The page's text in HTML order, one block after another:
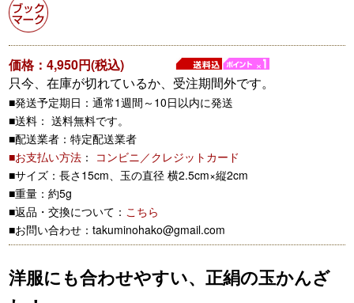
価格：4,950円(税込)
只今、在庫が切れているか、受注期間外です。
■発送予定期日：通常1週間～10日以内に発送
■送料： 送料無料です。
■配送業者：特定配送業者
■お支払い方法 ： コンビニ／クレジットカード
■サイズ：長さ15cm、玉の直径 横2.5cm×縦2cm
■重量：約5g
■返品・交換について： こちら
■お問い合わせ：takuminohako@gmail.com
洋服にも合わせやすい、正絹の玉かんざ